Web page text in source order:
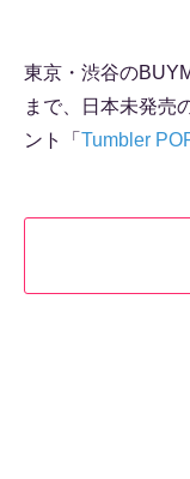
東京・渋谷の
まで、日本未発売
ント「 Tumbler